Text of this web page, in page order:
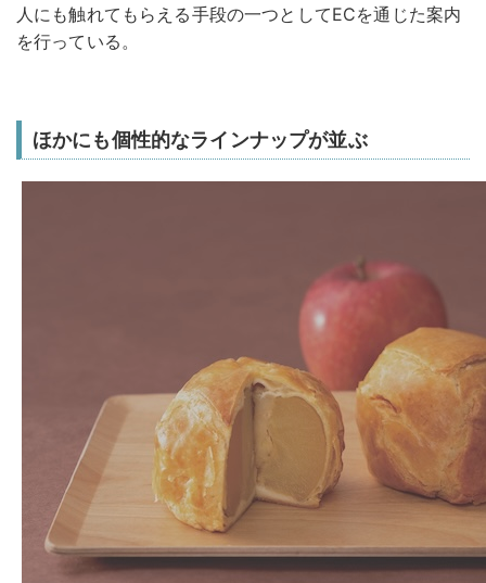
人にも触れてもらえる手段の一つとしてECを通じた案内
を行っている。
ほかにも個性的なラインナップが並ぶ